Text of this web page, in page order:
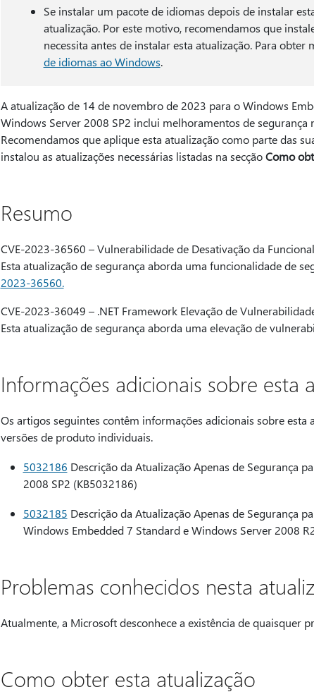
Se instalar um pacote de idiomas depois de instalar
atualização. Por este motivo, recomendamos que
necessita antes de instalar esta atualização. Para obter
de idiomas ao Windows.
A atualização de 14 de novembro de 2023 para o Windows
Windows Server 2008 SP2 inclui melhoramentos de segurança
Recomendamos que aplique esta atualização como parte das
instalou as atualizações necessárias listadas na secçãoComo
Resumo
CVE-2023-36560 – Vulnerabilidade de Desativação da
Esta atualização de segurança aborda uma funcionalidade de
2023-36560.
CVE-2023-36049 – .NET Framework Elevação de
Esta atualização de segurança aborda uma elevação de
Informações adicionais sobre esta
Os artigos seguintes contêm informações adicionais sobre esta
versões de produto individuais.
5032186 Descrição da Atualização Apenas de Segurança
2008 SP2 (KB5032186)
5032185 Descrição da Atualização Apenas de Segurança
Windows Embedded 7 Standard e Windows Server 2008
Problemas conhecidos nesta
Atualmente, a Microsoft desconhece a existência de quaisquer
Como obter esta atualização